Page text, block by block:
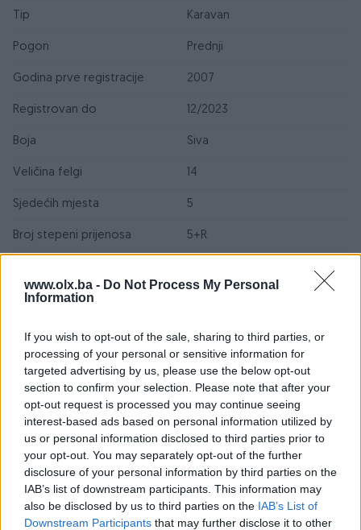
www.olx.ba - Do Not Process My Personal
Information
If you wish to opt-out of the sale, sharing to third parties, or
processing of your personal or sensitive information for
targeted advertising by us, please use the below opt-out
section to confirm your selection. Please note that after your
opt-out request is processed you may continue seeing
interest-based ads based on personal information utilized by
us or personal information disclosed to third parties prior to
your opt-out. You may separately opt-out of the further
disclosure of your personal information by third parties on the
IAB’s list of downstream participants. This information may
also be disclosed by us to third parties on the IAB’s List of
Downstream Participants that may further disclose it to other
Tip Karavan
Pogon Prednji
Godina prve registracije 2007
Registrovan do 12/2023
Boja Siva
Veličina felgi 14
Sjedećih mjesta 5
Broj stepeni prijenosa 5+R
Emisioni standard
Registrovan
Centralna brava
Airbag
ABS
ESP
Turbo
Datum objave 05.04.2023